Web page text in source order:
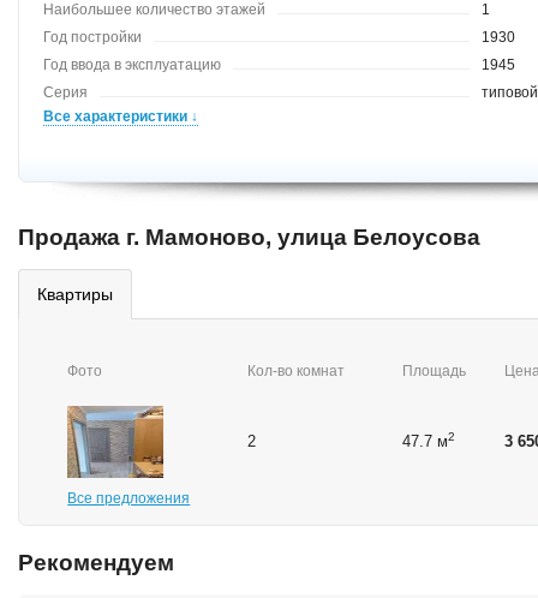
Наибольшее количество этажей
1
Год постройки
1930
Год ввода в эксплуатацию
1945
Серия
типовой
Все характеристики ↓
Продажа г. Мамоново, улица Белоусова
квартиры
Фото Кол-во комнат Площадь
2 47.7 м2 3
Все предложения
Рекомендуем